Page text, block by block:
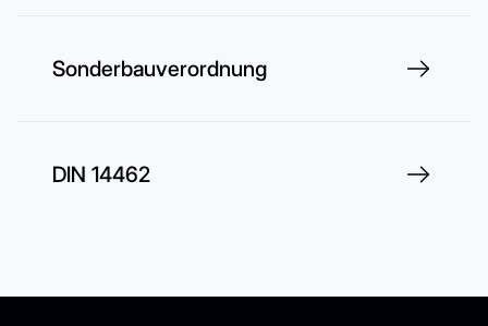
Sonderbauverordnung
DIN 14462